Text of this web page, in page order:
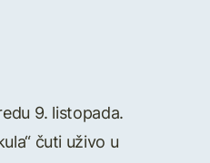
9. listopada.
čuti uživo u